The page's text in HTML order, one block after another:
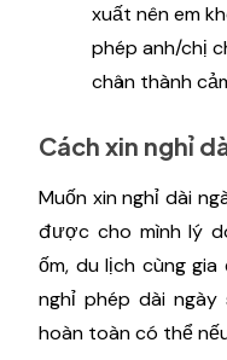
xuất nên em
phép anh/chị
chân thành
Cách xin nghỉ
Muốn xin nghỉ dài
được cho mình lý
ốm, du lịch cùng gia
nghỉ phép dài
hoàn toàn có thể